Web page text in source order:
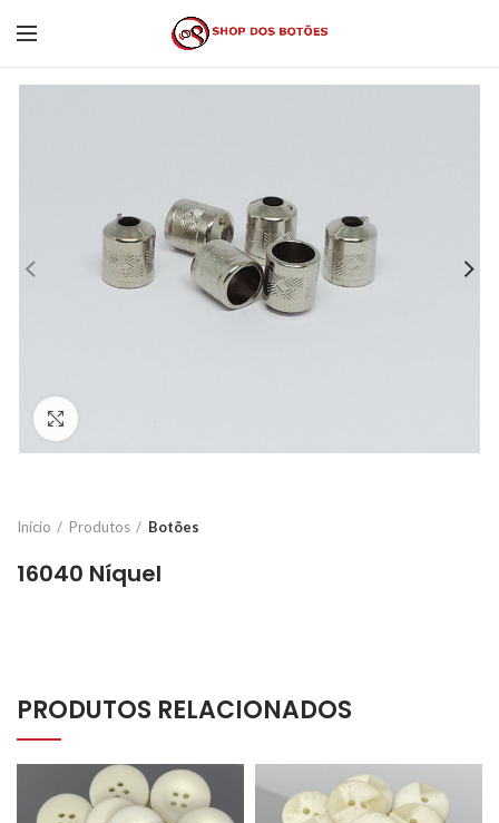
Início Produtos Botões
16040 Níquel
PRODUTOS RELACIONADOS